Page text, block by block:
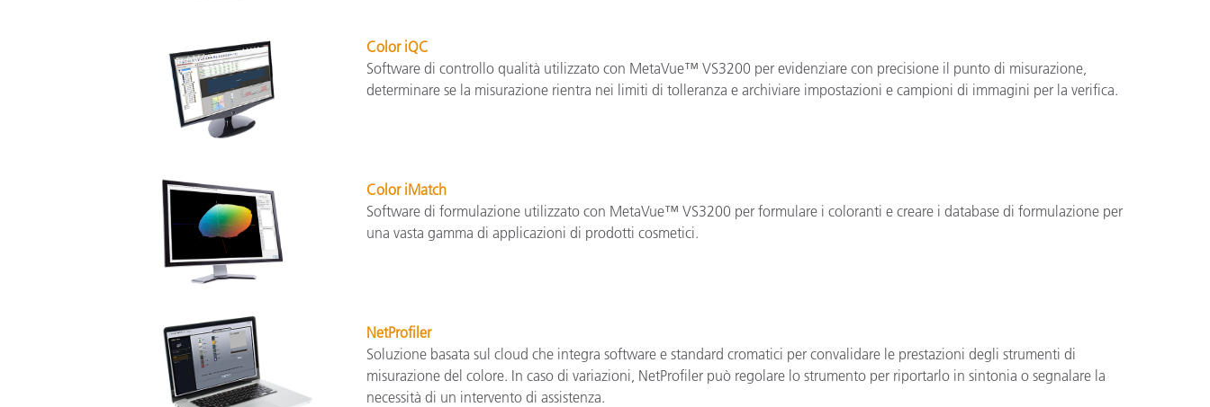
Color iQC
Software di controllo qualità utilizzato con MetaVue™ VS3200 per evidenziare con precisione il punto di misurazione,
determinare se la misurazione rientra nei limiti di tolleranza e archiviare impostazioni e campioni di immagini per la verifica.
Color iMatch
Software di formulazione utilizzato con MetaVue™ VS3200 per formulare i coloranti e creare i database di formulazione per
una vasta gamma di applicazioni di prodotti cosmetici.
NetProfiler
Soluzione basata sul cloud che integra software e standard cromatici per convalidare le prestazioni degli strumenti di
misurazione del colore. In caso di variazioni, NetProfiler può regolare lo strumento per riportarlo in sintonia o segnalare la
necessità di un intervento di assistenza.